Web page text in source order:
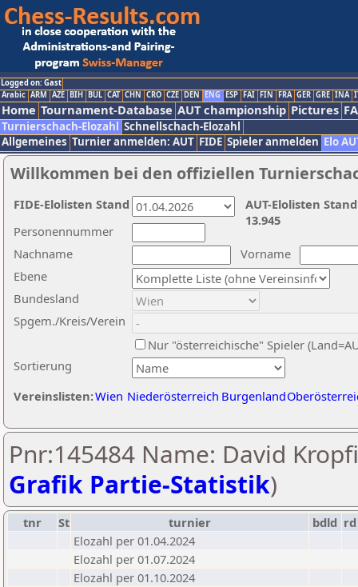
Logged on: Gast
Arabic ARM AZE BIH BUL CAT CHN CRO CZE DEN ENG ESP FAI FIN FRA GER GRE INA
Home Tournament-Database AUT championship Pictures
Turnierschach-Elozahl Schnellschach-Elozahl
Allgemeines Turnier anmelden: AUT FIDE Spieler anmelden Elo
Willkommen bei den offiziellen
Nachname
Vorname
Ebene
Sortierung
Personennummer
Bundesland
Spgem./Kreis/Verein
Nur "österreichische" Spieler
Vereinslisten:Wien Niederösterreich Burgenland
AUT-Elolisten
13.945
FIDE-Elolisten Stand
Pnr:145484 Name: David
Grafik Partie-Statistik)
tnr St turnier bdld rd
Elozahl per 01.04.2024
Elozahl per 01.07.2024
Elozahl per 01.10.2024